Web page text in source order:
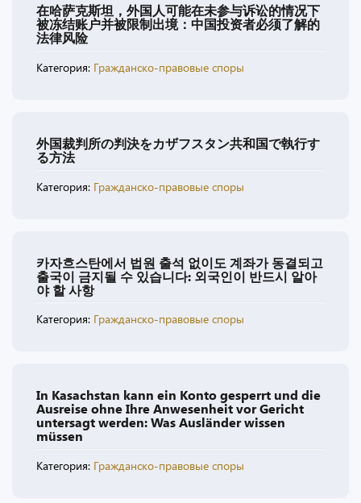
在哈萨克斯坦，外国人可能在未参与诉讼的情况下
被冻结账户并被限制出境：中国投资者必须了解的
法律风险
Категория: Гражданско-правовые споры
外国裁判所の判決をカザフスタン共和国で執行す
る方法
Категория: Гражданско-правовые споры
카자흐스탄에서 법원 출석 없이도 계좌가 동결되고
출국이 금지될 수 있습니다: 외국인이 반드시 알아
야 할 사항
Категория: Гражданско-правовые споры
In Kasachstan kann ein Konto gesperrt und die
Ausreise ohne Ihre Anwesenheit vor Gericht
untersagt werden: Was Ausländer wissen
müssen
Категория: Гражданско-правовые споры